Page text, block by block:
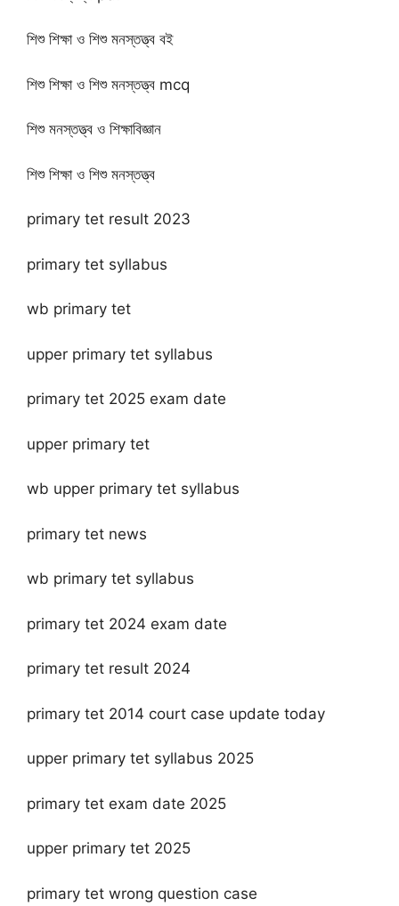
শিশু শিক্ষা ও শিশু মনস্তত্ত্ব বই
শিশু শিক্ষা ও শিশু মনস্তত্ত্ব mcq
শিশু মনস্তত্ত্ব ও শিক্ষাবিজ্ঞান
শিশু শিক্ষা ও শিশু মনস্তত্ত্ব
primary tet result 2023
primary tet syllabus
wb primary tet
upper primary tet syllabus
primary tet 2025 exam date
upper primary tet
wb upper primary tet syllabus
primary tet news
wb primary tet syllabus
primary tet 2024 exam date
primary tet result 2024
primary tet 2014 court case update today
upper primary tet syllabus 2025
primary tet exam date 2025
upper primary tet 2025
primary tet wrong question case